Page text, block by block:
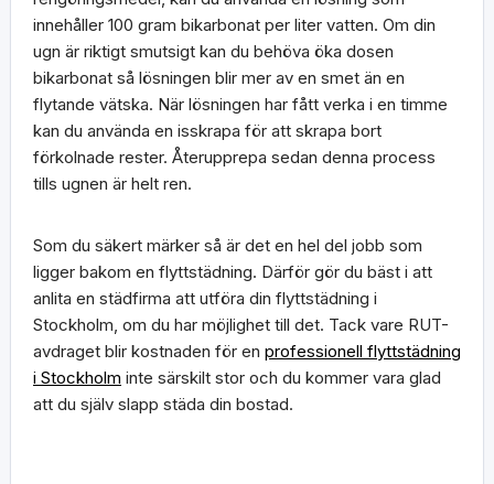
innehåller 100 gram bikarbonat per liter vatten. Om din
ugn är riktigt smutsigt kan du behöva öka dosen
bikarbonat så lösningen blir mer av en smet än en
flytande vätska. När lösningen har fått verka i en timme
kan du använda en isskrapa för att skrapa bort
förkolnade rester. Återupprepa sedan denna process
tills ugnen är helt ren.
Som du säkert märker så är det en hel del jobb som
ligger bakom en flyttstädning. Därför gör du bäst i att
anlita en städfirma att utföra din flyttstädning i
Stockholm, om du har möjlighet till det. Tack vare RUT-
avdraget blir kostnaden för en professionell flyttstädning
i Stockholm inte särskilt stor och du kommer vara glad
att du själv slapp städa din bostad.